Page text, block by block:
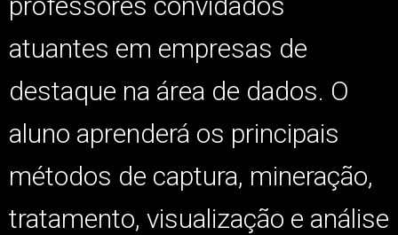
atuantes em empresas de
destaque na área de dados. O
aluno aprenderá os principais
métodos de captura, mineração,
tratamento, visualização e análise